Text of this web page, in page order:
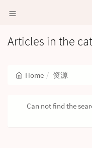
Articles in the
Home 资源
Can not find the